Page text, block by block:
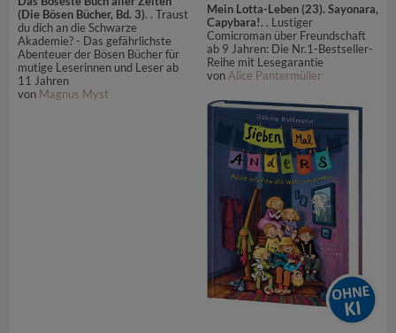
(Die Bösen Bücher, Bd. 3). . Traust
du dich an die Schwarze
Akademie? - Das gefährlichste
Abenteuer der Bösen Bücher für
mutige Leserinnen und Leser ab
11 Jahren
von Magnus Myst
Mein Lotta-Leben (23). Sayonara,
Capybara!. . Lustiger
Comicroman über Freundschaft
ab 9 Jahren: Die Nr.1-Bestseller-
Reihe mit Lesegarantie
von Alice Pantermüller